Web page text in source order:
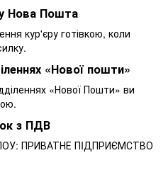
Нова Пошта
кур'єру готівкою, коли
«Нової пошти»
«Нової Пошти» ви
з ПДВ
ПРИВАТНЕ ПIДПРИЄМСТВО